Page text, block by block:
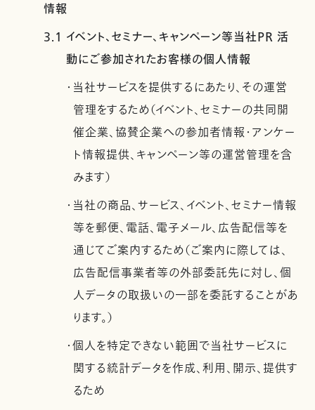
情報
3.1 イベント、セミナー、キャンペーン等当社PR 活
動にご参加されたお客様の個人情報
・当社サービスを提供するにあたり、その運営
管理をするため（イベント、セミナーの共同開
催企業、協賛企業への参加者情報・アンケー
ト情報提供、キャンペーン等の運営管理を含
みます）
・当社の商品、サービス、イベント、セミナー情報
等を郵便、電話、電子メール、広告配信等を
通じてご案内するため（ご案内に際しては、
広告配信事業者等の外部委託先に対し、個
人データの取扱いの一部を委託することがあ
ります。）
・個人を特定できない範囲で当社サービスに
関する統計データを作成、利用、開示、提供す
るため